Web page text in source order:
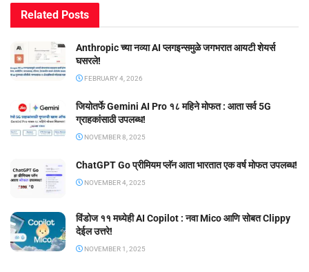
Related Posts
Anthropic च्या नव्या AI प्लगइन्समुळे जगभरात आयटी शेयर्स
घसरले!
FEBRUARY 4, 2026
जियोतर्फे Gemini AI Pro १८ महिने मोफत : आता सर्व 5G
ग्राहकांसाठी उपलब्ध!
NOVEMBER 8, 2025
ChatGPT Go प्रीमियम प्लॅन आता भारतात एक वर्ष मोफत उपलब्ध!
NOVEMBER 4, 2025
विंडोज ११ मध्येही AI Copilot : नवा Mico आणि सोबत Clippy
देईल उत्तरे!
NOVEMBER 1, 2025